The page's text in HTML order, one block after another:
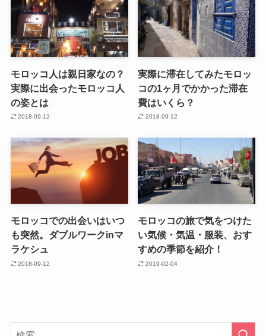
モロッコ人は親日家なの？
実際に出会ったモロッコ人
の姿とは
2018-09-12
実際に滞在してみたモロッ
コの1ヶ月でかかった滞在
費はいくら？
2018-09-12
モロッコでの出会いはいつ
も突然。ダブルワークinマ
ラケシュ
2018-09-12
モロッコの旅で気をつけた
い気候・気温・服装、おす
すめの季節を紹介！
2019-02-04